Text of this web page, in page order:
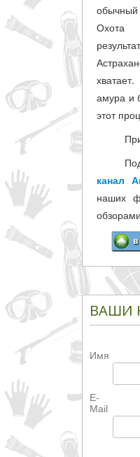
Охота
амура и
этот
канал
наших
ВАШИ
Имя
E-
Mail